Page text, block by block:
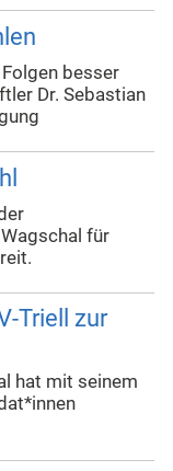
besser
Dr. Sebastian
für
Triell zur
hat mit seinem